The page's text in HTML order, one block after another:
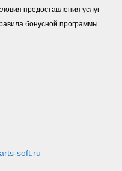
предоставления услуг
бонусной программы
soft.ru